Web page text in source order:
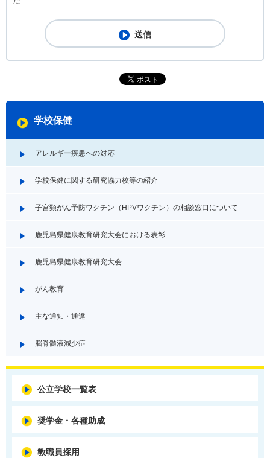
学校保健
アレルギー疾患への対応
学校保健に関する研究協力校等の紹介
子宮頸がん予防ワクチン（HPVワクチン）の相談窓口について
鹿児島県健康教育研究大会における表彰
鹿児島県健康教育研究大会
がん教育
主な通知・通達
脳脊髄液減少症
公立学校一覧表
奨学金・各種助成
教職員採用